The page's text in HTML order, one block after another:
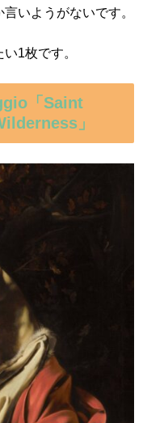
いようがないです。
1枚です。
「Saint
」